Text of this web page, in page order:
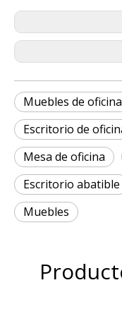
Muebles de oficina
Escritorio de
Mesa de oficina
Escritorio abatible
Muebles